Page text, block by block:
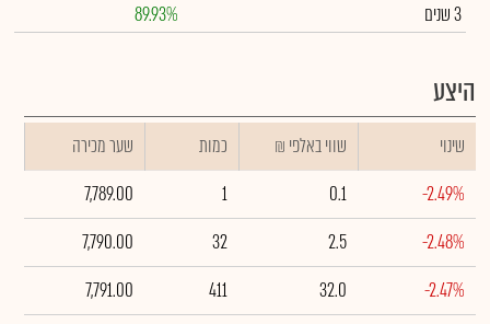
3 שנים
89.93%
היצע
שינוי ₪ שווי באלפי כמות
שער מכירה
-2.49%
0.1
1
7,789.00
-2.48%
2.5
32
7,790.00
-2.47%
32.0
411
7,791.00